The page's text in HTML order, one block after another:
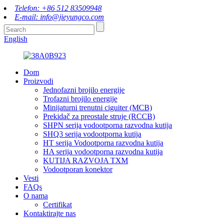
Telefon: +86 512 83509948
E-mail: info@jieyungco.com
English
Dom
Proizvodi
Jednofazni brojilo energije
Trofazni brojilo energije
Minijaturni trenutni ciguiter (MCB)
Prekidač za preostale struje (RCCB)
SHPN serija vodootporna razvodna kutija
SHQ3 serija vodootporna kutija
HT serija Vodootporna razvodna kutija
HA serija vodootporna razvodna kutija
KUTIJA RAZVOJA TXM
Vodootporan konektor
Vesti
FAQs
O nama
Certifikat
Kontaktirajte nas